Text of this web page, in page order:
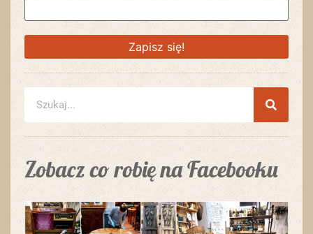
Zobacz co robię na Facebooku